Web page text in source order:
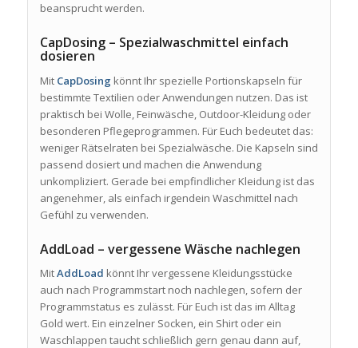
beansprucht werden.
CapDosing – Spezialwaschmittel einfach
dosieren
Mit CapDosing könnt Ihr spezielle Portionskapseln für
bestimmte Textilien oder Anwendungen nutzen. Das ist
praktisch bei Wolle, Feinwäsche, Outdoor-Kleidung oder
besonderen Pflegeprogrammen. Für Euch bedeutet das:
weniger Rätselraten bei Spezialwäsche. Die Kapseln sind
passend dosiert und machen die Anwendung
unkompliziert. Gerade bei empfindlicher Kleidung ist das
angenehmer, als einfach irgendein Waschmittel nach
Gefühl zu verwenden.
AddLoad – vergessene Wäsche nachlegen
MitAddLoad könnt Ihr vergessene Kleidungsstücke
auch nach Programmstart noch nachlegen, sofern der
Programmstatus es zulässt. Für Euch ist das im Alltag
Gold wert. Ein einzelner Socken, ein Shirt oder ein
Waschlappen taucht schließlich gern genau dann auf,